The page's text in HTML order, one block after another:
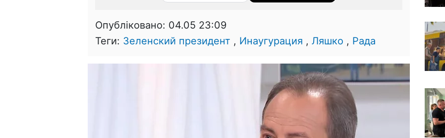
Опубліковано: 04.05 23:09
Теги: Зеленский президент , Инаугурация , Ляшко , Рада